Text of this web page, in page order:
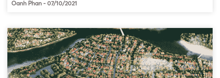
Oanh Phan - 07/10/2021